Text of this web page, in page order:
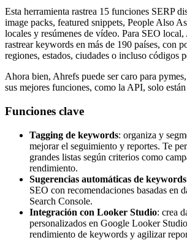
Esta herramienta rastrea 15 funciones SERP
image packs, featured snippets, People Also
locales y resúmenes de vídeo. Para SEO
rastrear keywords en más de 190 países, con
regiones, estados, ciudades o incluso códigos
Ahora bien, Ahrefs puede ser caro para
sus mejores funciones, como la API, solo
Funciones clave
Tagging de keywords: organiza y
mejorar el seguimiento y reportes. Te
grandes listas según criterios como
rendimiento.
Sugerencias automáticas de keywords
SEO con recomendaciones basadas en
Search Console.
Integración con Looker Studio: crea
personalizados en Google Looker
rendimiento de keywords y agilizar